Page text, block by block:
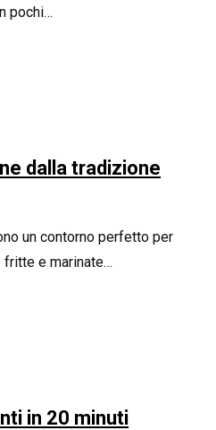
pochi…
dalla tradizione
un contorno perfetto per
fritte e marinate…
in 20 minuti